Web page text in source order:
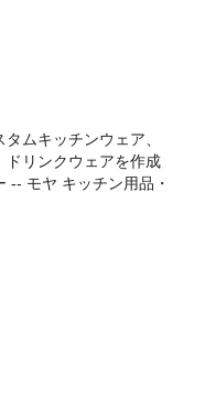
ムキッチンウェア、
ドリンクウェアを作成
-- モヤ キッチン用品・